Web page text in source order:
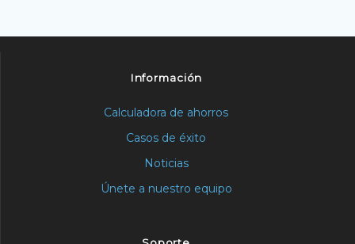
Información
Calculadora de ahorros
Casos de éxito
Noticias
Únete a nuestro equipo